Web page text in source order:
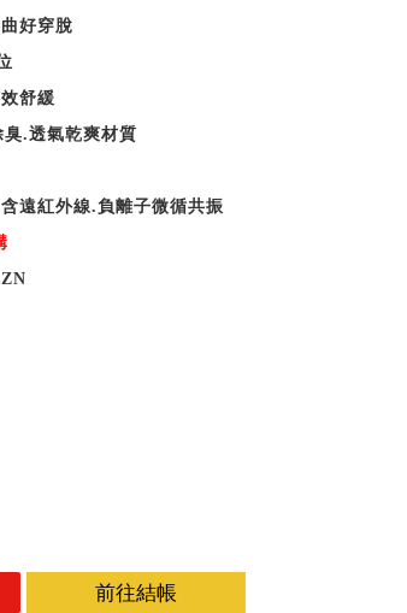
好穿脫
舒緩
.透氣乾爽材質
遠紅外線.負離子微循共振
前往結帳